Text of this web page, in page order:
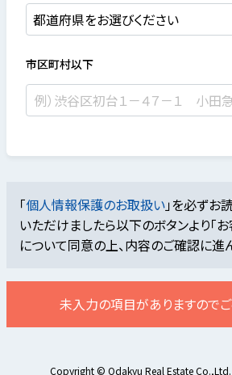
市区町村以下
「個人情報保護のお取扱い」を必ずお
いただけましたら以下のボタンより「
について同意の上、内容のご確認に進
未入力の項目がありますので
Copyright © Odakyu Real Estate Co.,Ltd.